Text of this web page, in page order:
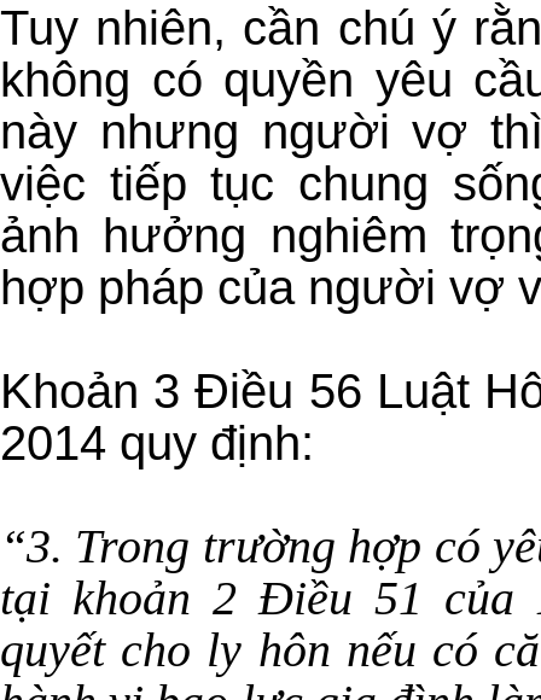
Tuy nhiên, cần chú ý
không có quyền yêu
này nhưng người vợ
việc tiếp tục chung
ảnh hưởng nghiêm
hợp pháp của người vợ
Khoản 3 Điều 56 Luật
2014 quy định:
“3. Trong trường hợp có
tại khoản 2 Điều 51
quyết cho ly hôn nếu có